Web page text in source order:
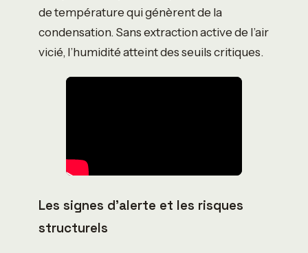
de température qui génèrent de la
condensation. Sans extraction active de l’air
vicié, l’humidité atteint des seuils critiques.
Les signes d’alerte et les risques
structurels